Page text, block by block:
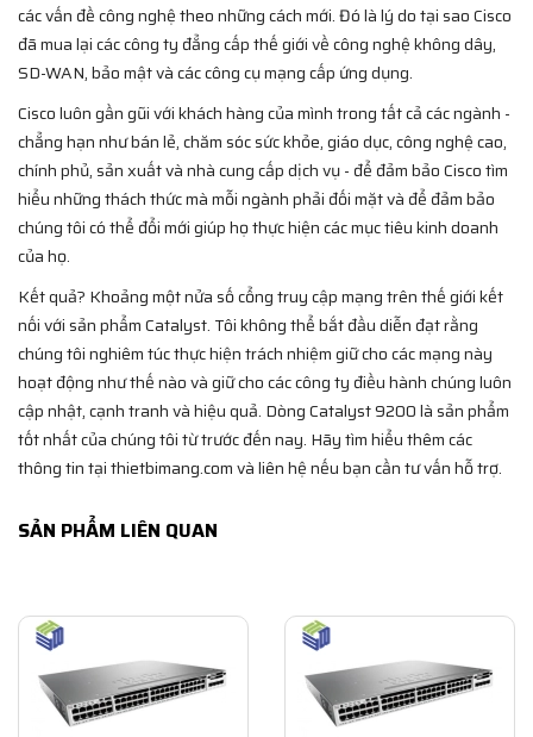
các vấn đề công nghệ theo những cách mới. Đó là lý do tại sao Cisco
đã mua lại các công ty đẳng cấp thế giới về công nghệ không dây,
SD-WAN, bảo mật và các công cụ mạng cấp ứng dụng.
Cisco luôn gần gũi với khách hàng của mình trong tất cả các ngành -
chẳng hạn như bán lẻ, chăm sóc sức khỏe, giáo dục, công nghệ cao,
chính phủ, sản xuất và nhà cung cấp dịch vụ - để đảm bảo Cisco tìm
hiểu những thách thức mà mỗi ngành phải đối mặt và để đảm bảo
chúng tôi có thể đổi mới giúp họ thực hiện các mục tiêu kinh doanh
của họ.
Kết quả? Khoảng một nửa số cổng truy cập mạng trên thế giới kết
nối với sản phẩm Catalyst. Tôi không thể bắt đầu diễn đạt rằng
chúng tôi nghiêm túc thực hiện trách nhiệm giữ cho các mạng này
hoạt động như thế nào và giữ cho các công ty điều hành chúng luôn
cập nhật, cạnh tranh và hiệu quả. Dòng Catalyst 9200 là sản phẩm
tốt nhất của chúng tôi từ trước đến nay. Hãy tìm hiểu thêm các
thông tin tại thietbimang.com và liên hệ nếu bạn cần tư vấn hỗ trợ.
SẢN PHẨM LIÊN QUAN